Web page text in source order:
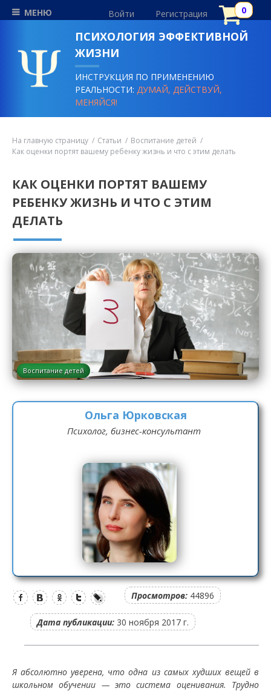
МЕНЮ Войти Регистрация
ПСИХОЛОГИЯ ЭФФЕКТИВНОЙ
ЖИЗНИ
ИНСТРУКЦИЯ ПО ПРИМЕНЕНИЮ
РЕАЛЬНОСТИ:ДУМАЙ, ДЕЙСТВУЙ,
МЕНЯЙСЯ!
На главную страницу Статьи
Воспитание детей
Как оценки портят вашему ребенку жизнь и что с этим делать
КАК ОЦЕНКИ ПОРТЯТ ВАШЕМУ
РЕБЕНКУ ЖИЗНЬ И ЧТО С ЭТИМ
ДЕЛАТЬ
Воспитание детей
Ольга Юрковская
Психолог, бизнес-консультант
Просмотров: 44896
Дата публикации: 30 ноября 2017 г.
Я абсолютно уверена, что одна из самых худших вещей в
школьном обучении — это система оценивания. Трудно